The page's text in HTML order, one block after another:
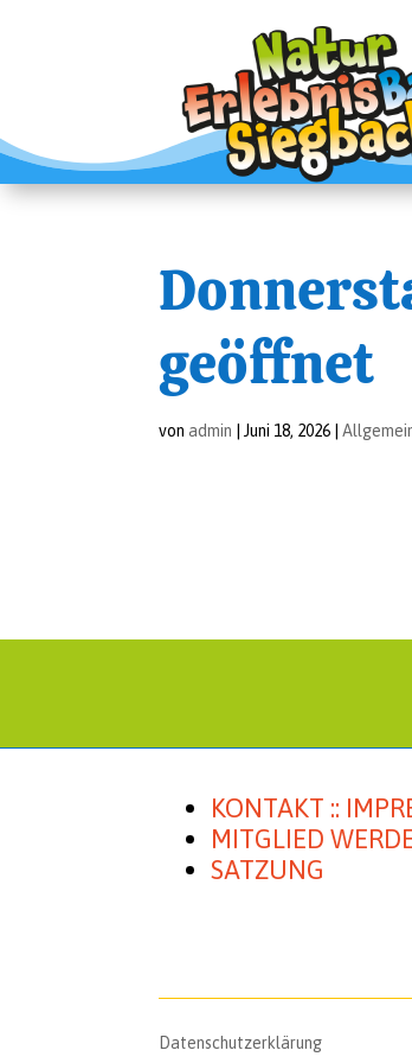
geöff­net
von admin Juni 18, 2026 |
KONTAKT ::
MITGLIED
SATZUNG
Daten­schutz­er­klä­rung